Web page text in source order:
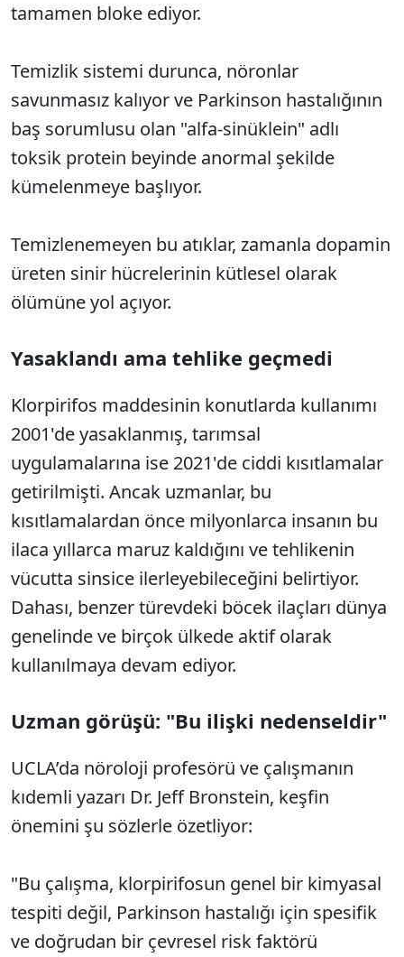
tamamen bloke ediyor.
Temizlik sistemi durunca, nöronlar
savunmasız kalıyor ve Parkinson hastalığının
baş sorumlusu olan "alfa-sinüklein" adlı
toksik protein beyinde anormal şekilde
kümelenmeye başlıyor.
Temizlenemeyen bu atıklar, zamanla dopamin
üreten sinir hücrelerinin kütlesel olarak
ölümüne yol açıyor.
Yasaklandı ama tehlike geçmedi
Klorpirifos maddesinin konutlarda kullanımı
2001'de yasaklanmış, tarımsal
uygulamalarına ise 2021'de ciddi kısıtlamalar
getirilmişti. Ancak uzmanlar, bu
kısıtlamalardan önce milyonlarca insanın bu
ilaca yıllarca maruz kaldığını ve tehlikenin
vücutta sinsice ilerleyebileceğini belirtiyor.
Dahası, benzer türevdeki böcek ilaçları dünya
genelinde ve birçok ülkede aktif olarak
kullanılmaya devam ediyor.
Uzman görüşü: "Bu ilişki nedenseldir"
UCLA’da nöroloji profesörü ve çalışmanın
kıdemli yazarı Dr. Jeff Bronstein, keşfin
önemini şu sözlerle özetliyor:
"Bu çalışma, klorpirifosun genel bir kimyasal
tespiti değil, Parkinson hastalığı için spesifik
ve doğrudan bir çevresel risk faktörü